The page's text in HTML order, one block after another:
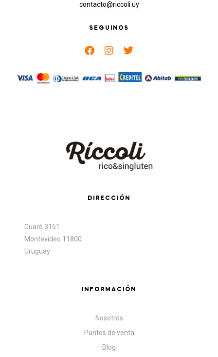
contacto@riccoli.uy
SEGUINOS
DIRECCIÓN
Cuaró 3151
Montevideo 11800
Uruguay
INFORMACIÓN
Nosotros
Puntos de venta
Blog